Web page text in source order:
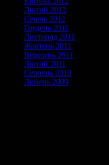
Лютий 2012
Січень 2012
Грудень 2011
Листопад 2011
Жовтень 2011
Вересень 2011
Лютий 2011
Серпень 2010
Липень 2009